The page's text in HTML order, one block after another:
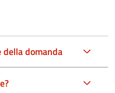
domanda